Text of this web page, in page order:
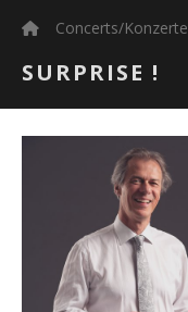
Concerts/Konzerte
SURPRISE !